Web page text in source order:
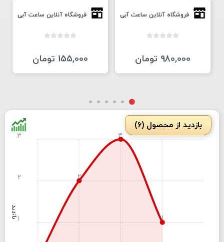
فروشگاه آنلاین ساعت آبی
980,000 تومان
فروشگاه آنلاین ساعت آبی
155,000 تومان
بازدید از محصول (6)
بازدید
2
3
1
1
2
3